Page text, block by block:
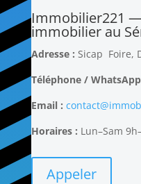
Immobilier221
immobilier au
Adresse : Sicap Foire,
Téléphone /
Email :
Horaires : Lun–Sam
Appeler